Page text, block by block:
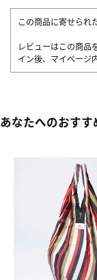
この商品に寄せられ
レビューはこの商品
イン後、マイページ
あなたへのおすす